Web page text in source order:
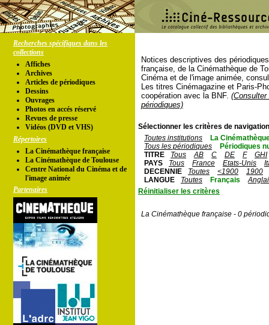
Recherches spécifiques dans les
collections
Affiches
Archives
Articles de périodiques
Dessins
Ouvrages
Photos en accés réservé
Revues de presse
Vidéos (DVD et VHS)
Répertoires
La Cinémathèque française
La Cinémathèque de Toulouse
Centre National du Cinéma et de
l'image animée
Partenaires
Notices descriptives des
française, de la Cinémathèque de
Cinéma et de l'image animée,
Les titres Cinémagazine et Paris-
coopération avec la BNF.
périodiques)
Sélectionner les critères de
Toutes institutions
La
Tous les périodiques
Périodiques
TITRE
Tous AB C DE F
GHI
PAYS
Tous France Etats-Unis
DECENNIE
Toutes <1900
1900
LANGUE
Toutes Français
Réinitialiser les critères
La Cinémathèque française - 0